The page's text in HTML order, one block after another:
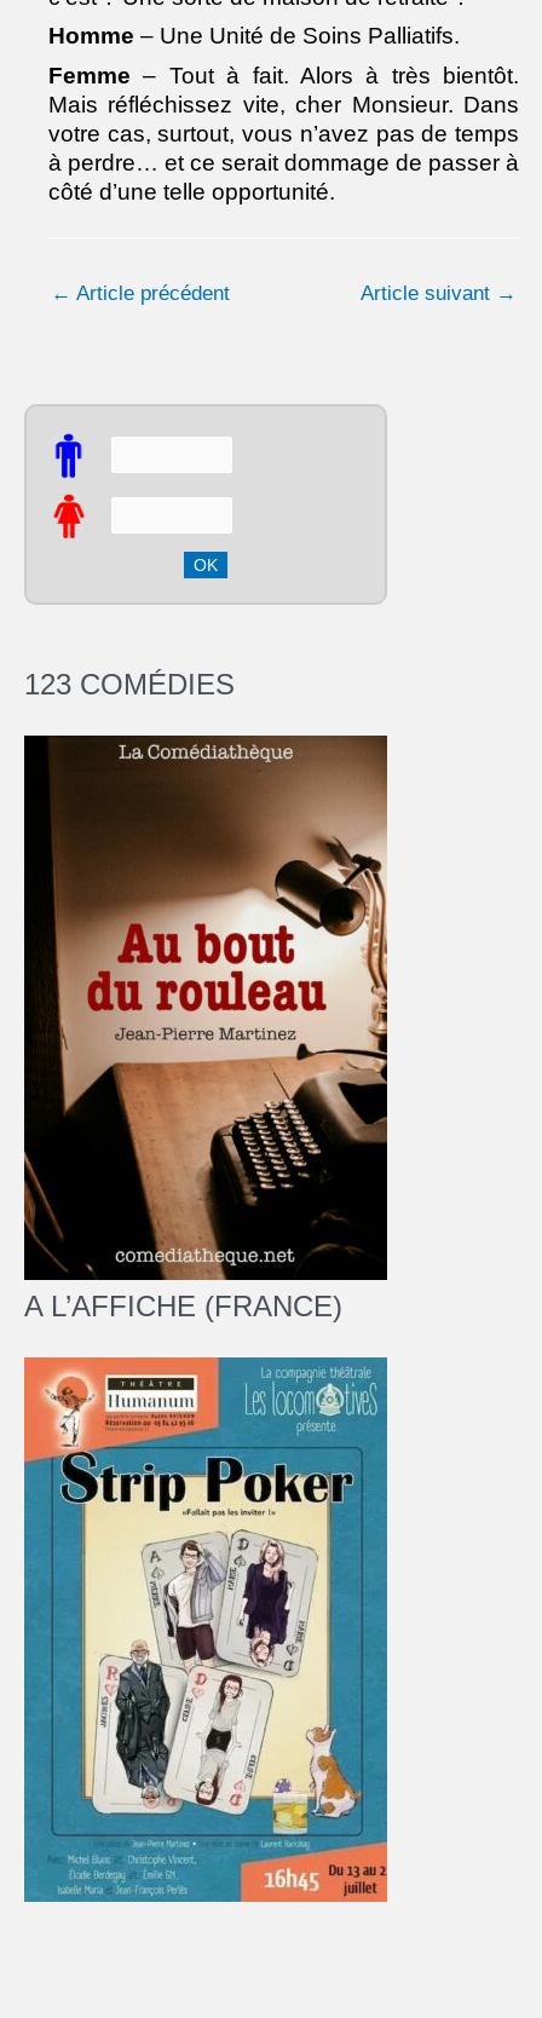
Homme – Une Unité de Soins Palliatifs.
Femme – Tout à fait. Alors à très bientôt.
Mais réfléchissez vite, cher Monsieur. Dans
votre cas, surtout, vous n’avez pas de temps
à perdre… et ce serait dommage de passer à
côté d’une telle opportunité.
← Article précédent Article suivant →
123 COMÉDIES
A L’AFFICHE (FRANCE)